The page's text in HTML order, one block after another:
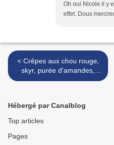
Oh oui Nicole il y
effet. Doux
< Crêpes aux chou rouge,
skyr, purée d'amandes,
pomme
Hébergé par Canalblog
Top articles
Pages